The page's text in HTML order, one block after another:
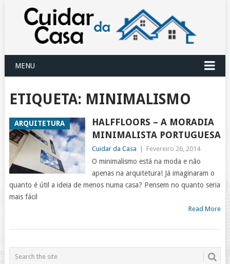
MENU
ETIQUETA: MINIMALISMO
ARQUITETURA
HALFFLOORS – A MORADIA
MINIMALISTA PORTUGUESA
Cuidar da Casa Fevereiro 26, 2014
O minimalismo está na moda e não
apenas na arquitetura! Já imaginaram o
quanto é útil a ideia de menos numa casa? Pensem no quanto seria
mais fácil
Read More